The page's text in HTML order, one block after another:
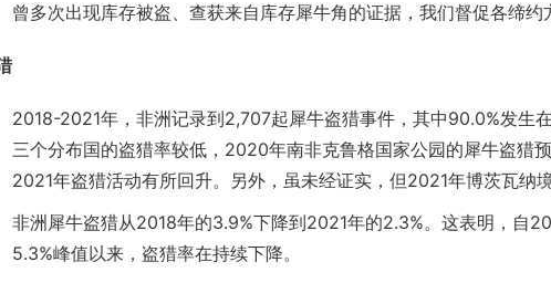
曾多次出现库存被盗、查获来自库存犀牛角的证据，我们督促各缔约
2018-2021年，非洲记录到2,707起犀牛盗猎事件，其中90.0%发生
三个分布国的盗猎率较低，2020年南非克鲁格国家公园的犀牛盗猎
2021年盗猎活动有所回升。另外，虽未经证实，但2021年博茨瓦纳
非洲犀牛盗猎从2018年的3.9%下降到2021年的2.3%。这表明，自
5.3%峰值以来，盗猎率在持续下降。